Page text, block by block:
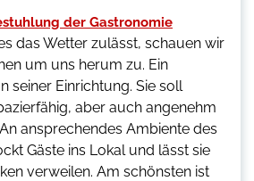
der Gastronomie
das Wetter zulässt, schauen wir
um uns herum zu. Ein
seiner Einrichtung. Sie soll
aber auch angenehm
ansprechendes Ambiente des
Gäste ins Lokal und lässt sie
verweilen. Am schönsten ist